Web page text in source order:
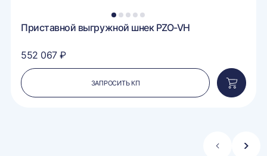
1 2 3 4 5
Приставной выгружной шнек PZO-VH
552 067 ₽
ЗАПРОСИТЬ КП
в
Стрелка